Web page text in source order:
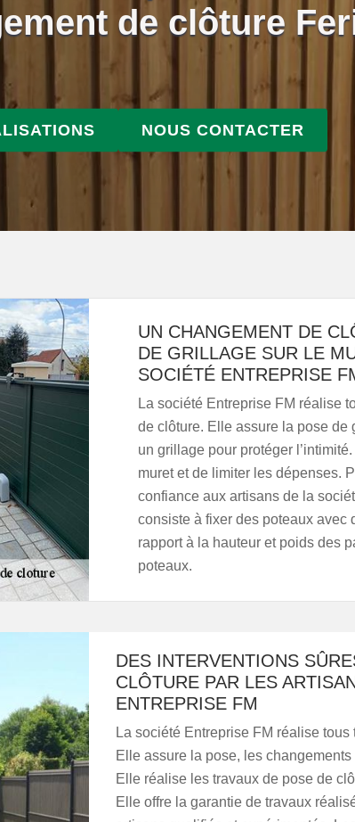
de clôture
NOUS CONTACTER
UN CHANGEMENT DE
DE GRILLAGE SUR LE
SOCIÉTÉ ENTREPRISE
La société Entreprise FM réalise
de clôture. Elle assure la pose de
un grillage pour protéger
muret et de limiter les dépenses.
confiance aux artisans de la
consiste à fixer des poteaux avec
rapport à la hauteur et poids des
poteaux.
DES INTERVENTIONS
CLÔTURE PAR LES
ENTREPRISE FM
La société Entreprise FM réalise
Elle assure la pose, les
Elle réalise les travaux de pose de
Elle offre la garantie de travaux